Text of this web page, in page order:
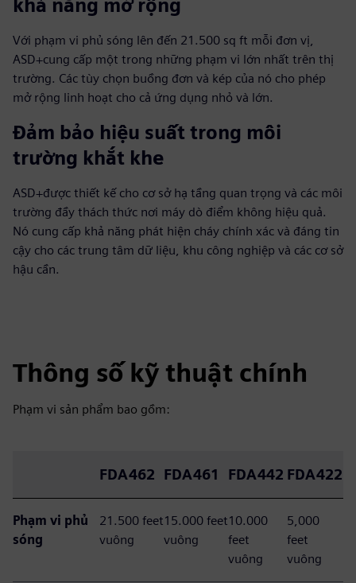
khả năng mở rộng
Với phạm vi phủ sóng lên đến 21.500 sq ft mỗi đơn vị,
ASD+cung cấp một trong những phạm vi lớn nhất trên thị
trường. Các tùy chọn buồng đơn và kép của nó cho phép
mở rộng linh hoạt cho cả ứng dụng nhỏ và lớn.
Đảm bảo hiệu suất trong môi
trường khắt khe
ASD+được thiết kế cho cơ sở hạ tầng quan trọng và các môi
trường đầy thách thức nơi máy dò điểm không hiệu quả.
Nó cung cấp khả năng phát hiện cháy chính xác và đáng tin
cậy cho các trung tâm dữ liệu, khu công nghiệp và các cơ sở
hậu cần.
Thông số kỹ thuật chính
Phạm vi sản phẩm bao gồm:
FDA462 FDA461 FDA442 FDA422
Phạm vi phủ
sóng
21.500 feet
vuông
15.000 feet
vuông
10.000
feet
vuông
5,000
feet
vuông